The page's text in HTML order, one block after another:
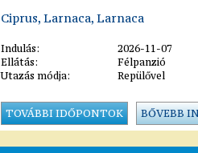
Ciprus, Larnaca, Larnaca
Indulás:
2026-11-07
Ellátás:
Félpanzió
Utazás módja:
Repülővel
TOVÁBBI IDŐPONTOK BŐVEBB